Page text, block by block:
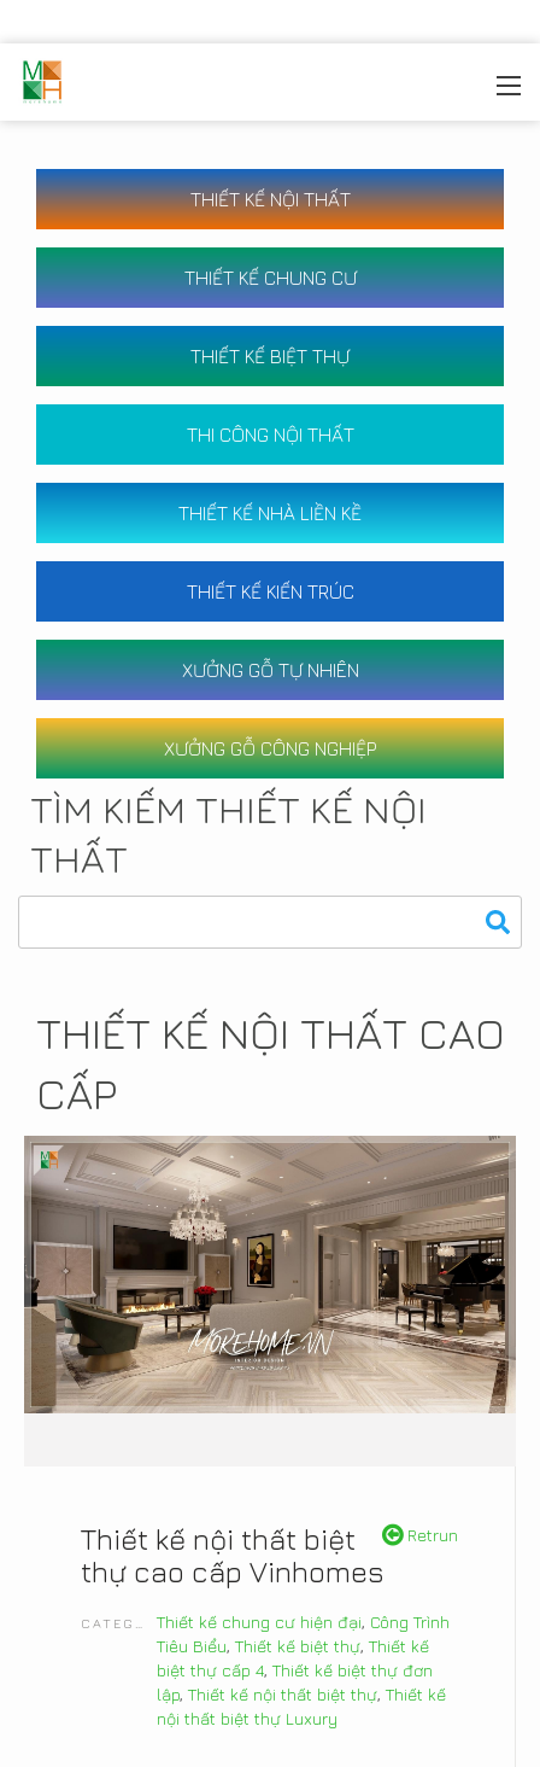
THIẾT KẾ NỘI THẤT
THIẾT KẾ CHUNG CƯ
THIẾT KẾ BIỆT THỰ
THI CÔNG NỘI THẤT
THIẾT KẾ NHÀ LIỀN KỀ
THIẾT KẾ KIẾN TRÚC
XƯỞNG GỖ TỰ NHIÊN
XƯỞNG GỖ CÔNG NGHIỆP
TÌM KIẾM THIẾT KẾ NỘI
THẤT
THIẾT KẾ NỘI THẤT CAO
CẤP
Retrun
Thiết kế nội thất biệt
thự cao cấp Vinhomes
Thiết kế chung cư hiện đại, Công Trình
Tiêu Biểu, Thiết kế biệt thự, Thiết kế
biệt thự cấp 4, Thiết kế biệt thự đơn
lập, Thiết kế nội thất biệt thự, Thiết kế
nội thất biệt thự Luxury